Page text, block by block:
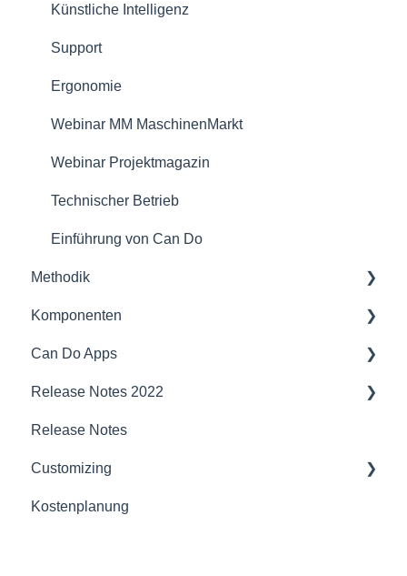
Lizenzmodell
Reporting PDC - Project Data Collector
Künstliche Intelligenz
Support
Ergonomie
Webinar MM MaschinenMarkt
Webinar Projektmagazin
Technischer Betrieb
Einführung von Can Do
Methodik
Projektmanagement
Vorträge
Agiles Projektmanagement
Kapazitätsplanung
Künstliche Intelligenz
Portfoliomanagement
Komponenten
Schnittstellen und Integration
Sicherheit
Kompatibilität
Server
PDC
Can Do Apps
Demand Management
Finanzen
JIRA Interface
Basispläne
Release Notes 2022
Projektplaner
Jira
Budgetmanagement
Release Notes
Customizing
Sonderdaten (CustomFields)
Kostenplanung